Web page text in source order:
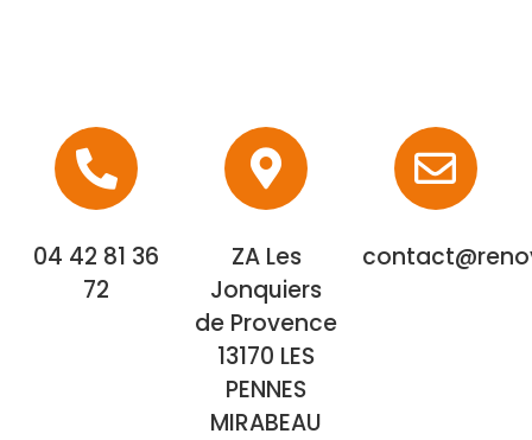
04 42 81 36
72
ZA Les
Jonquiers
de Provence
13170 LES
PENNES
MIRABEAU